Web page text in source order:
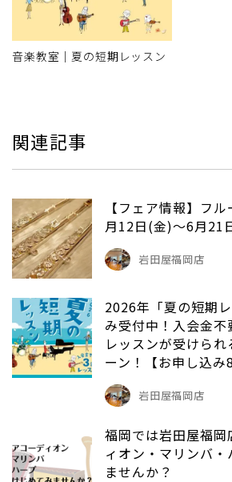
音楽教室｜夏の短期レッスン
関連記事
【フェア情報】フ
月12日(金)～6月21
岩田屋福岡店
2026年「夏の短期
み受付中！入会金
レッスンが受けら
ーン！【お申し込み
岩田屋福岡店
福岡では岩田屋福
ィオン・マリンバ・
ませんか？